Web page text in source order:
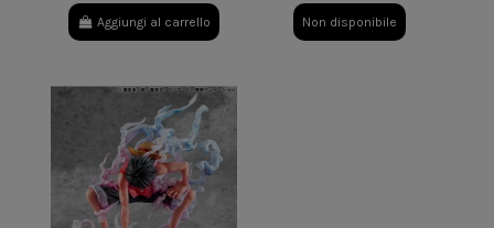
Aggiungi al carrello Non disponibile